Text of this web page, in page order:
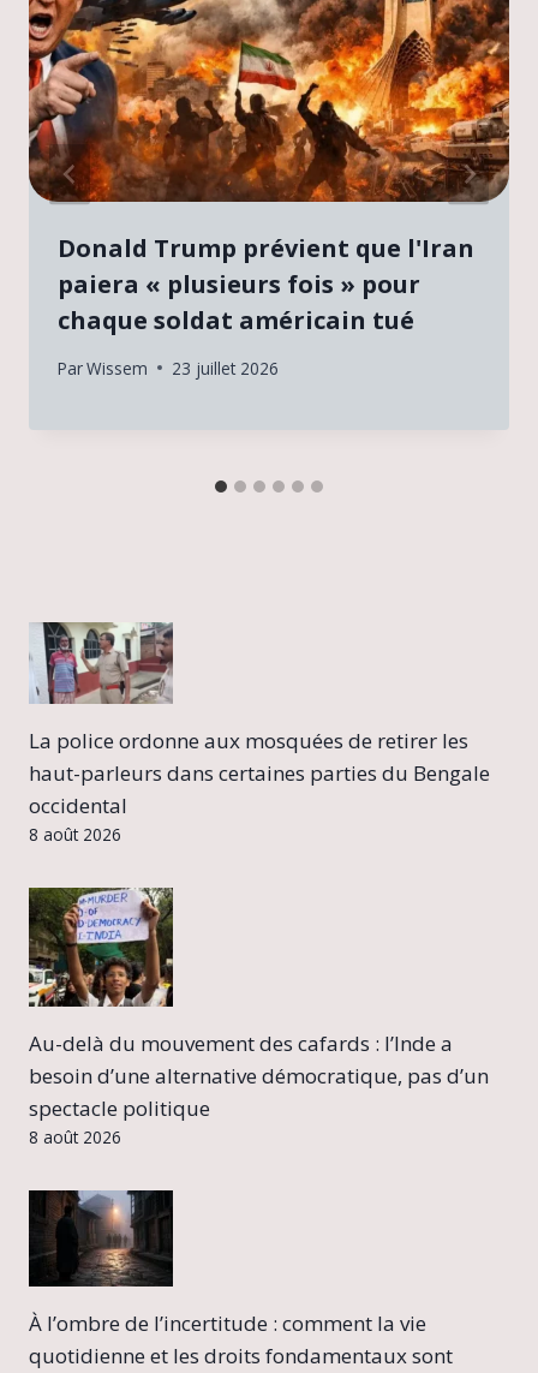
Donald Trump prévient que l'Iran
paiera « plusieurs fois » pour
chaque soldat américain tué
ParWissem 23 juillet 2026
La police ordonne aux mosquées de retirer les
haut-parleurs dans certaines parties du Bengale
occidental
8 août 2026
Au-delà du mouvement des cafards : l’Inde a
besoin d’une alternative démocratique, pas d’un
spectacle politique
8 août 2026
À l’ombre de l’incertitude : comment la vie
quotidienne et les droits fondamentaux sont